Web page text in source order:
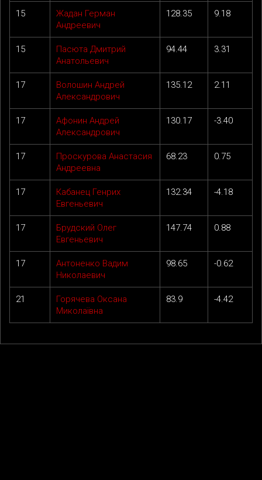
15
Жадан Герман
Андреевич
128.35 9.18
15
Пасюта Дмитрий
Анатольевич
94.44 3.31
17
Волошин Андрей
Александрович
135.12 2.11
17
Афонин Андрей
Александрович
130.17 -3.40
17
Проскурова Анастасия
Андреевна
68.23 0.75
17
Кабанец Генрих
Евгеньевич
132.34 -4.18
17
Брудский Олег
Евгеньевич
147.74 0.88
17
Антоненко Вадим
Николаевич
98.65 -0.62
21
Горячева Оксана
Миколаївна
83.9 -4.42